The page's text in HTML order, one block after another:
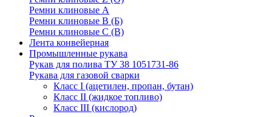
Ремни клиновые А
Ремни клиновые В (Б)
Ремни клиновые С (В)
Лента конвейерная
Промышленные рукава
Рукав для полива ТУ 38 1051731-86
Рукава для газовой сварки
Класс I (ацетилен, пропан, бутан)
Класс II (жидкое топливо)
Класс III (кислород)